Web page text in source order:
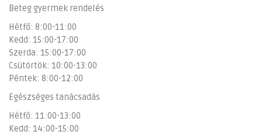
Beteg gyermek rendelés
Hétfő: 8:00-11:00
Kedd: 15:00-17:00
Szerda: 15:00-17:00
Csütörtök: 10:00-13:00
Péntek: 8:00-12:00
Egészséges tanácsadás
Hétfő: 11:00-13:00
Kedd: 14:00-15:00